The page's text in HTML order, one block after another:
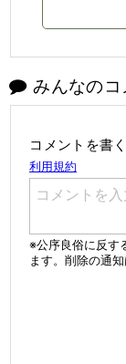
みんなのコ
コメントを書